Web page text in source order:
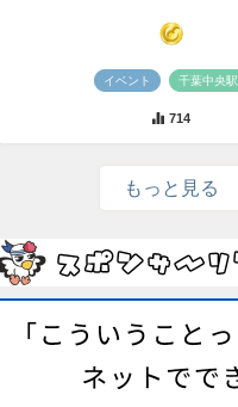
イベント 千葉中央駅
714
もっと見る